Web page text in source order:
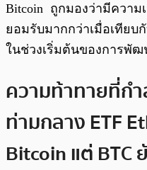
Bitcoin ถูกมองว่ามีความ
ยอมรับมากกว่าเมื่อเทียบ
ในช่วงเริ่มต้นของการพั
ความท้าทายที่ก
ท่ามกลาง ETF
Bitcoin แต่